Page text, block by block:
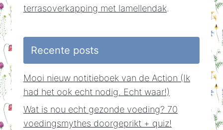
terrasoverkapping met lamellendak.
Recente posts
Mooi nieuw notitieboek van de Action (Ik
had het ook echt nodig. Echt waar!)
Wat is nou echt gezonde voeding? 70
voedingsmythes doorgeprikt + quiz!